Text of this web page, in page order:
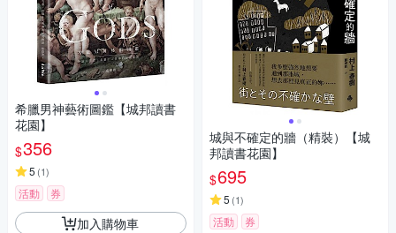
希臘男神藝術圖鑑【城邦讀書
花園】
$356
5 (1)
活動 券
加入購物車
城與不確定的牆（精裝）【城
邦讀書花園】
$695
5 (1)
活動 券